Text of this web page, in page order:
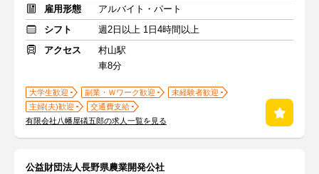
雇用形態
アルバイト・パート
シフト
週2日以上 1日4時間以上
アクセス
村山駅
車8分
大学生歓迎 副業・Ｗワーク歓迎
未経験者歓迎
主婦(夫)歓迎
交通費支給
有限会社八幡屋礒五郎の求人一覧を見る
公益財団法人長野県農業開発公社